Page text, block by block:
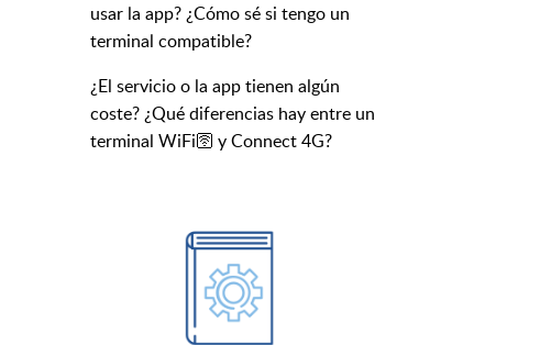
usar la app? ¿Cómo sé si tengo un
terminal compatible?
¿El servicio o la app tienen algún
coste? ¿Qué diferencias hay entre un
terminal WiFi🛜 y Connect 4G?